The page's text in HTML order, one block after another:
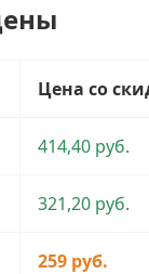
Цена со
414,40 руб.
321,20 руб.
259 руб.